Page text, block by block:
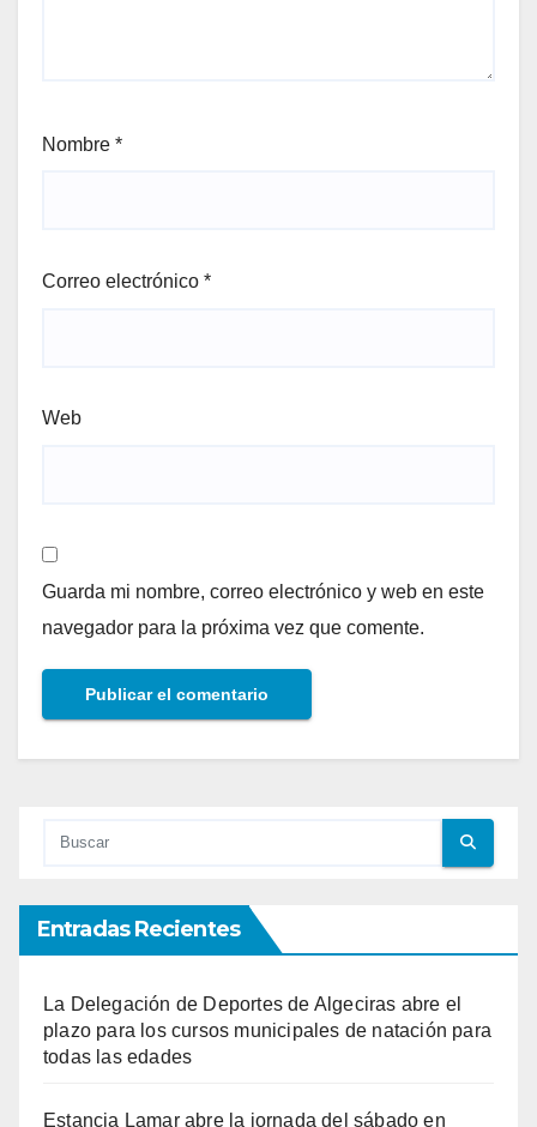
Nombre *
Correo electrónico *
Web
Guarda mi nombre, correo electrónico y web en este
navegador para la próxima vez que comente.
Entradas Recientes
La Delegación de Deportes de Algeciras abre el
plazo para los cursos municipales de natación para
todas las edades
Estancia Lamar abre la jornada del sábado en